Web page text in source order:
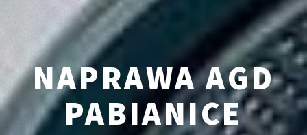
NAPRAWA AGD
PABIANICE